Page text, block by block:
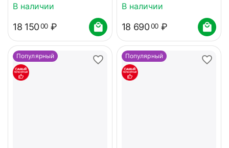
В наличии
18 15000 ₽
В наличии
18 69000 ₽
Популярный Популярный